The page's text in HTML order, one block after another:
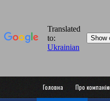
Головна Про компанію